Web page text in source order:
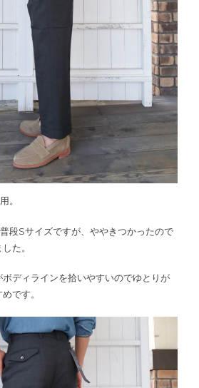
。
段Sサイズですが、ややきつかったので
た。
ディラインを拾いやすいのでゆとりが
です。